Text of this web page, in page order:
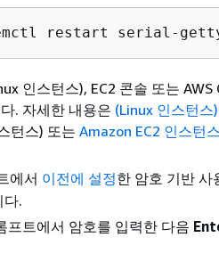
restart serial-
인스턴스), EC2 콘솔 또는 AWS
. 자세한 내용은 (Linux 인스턴스
턴스) 또는 Amazon EC2 인스턴
에서 이전에 설정한 암호 기반 사
다.
프트에서 암호를 입력한 다음